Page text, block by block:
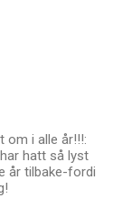
om i alle år!!!:
hatt så lyst
år tilbake-fordi